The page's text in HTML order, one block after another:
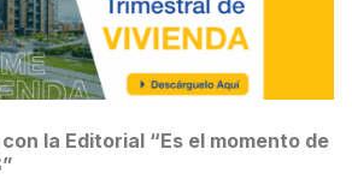
la Editorial “Es el momento de